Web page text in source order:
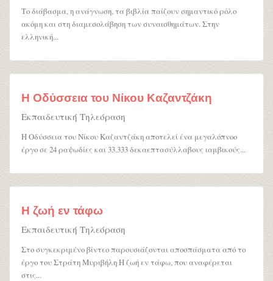
Το διάβασμα, η ανάγνωση, τα βιβλία παίζουν σημαντικό ρόλο
ακόμη και στη διαμεσολάβηση των συναισθημάτων. Στην
ελληνική...
Η Οδύσσεια του Νίκου Καζαντζάκη
Εκπαιδευτική Τηλεόραση
Η Οδύσσεια του Νίκου Καζαντζάκη αποτελεί ένα μεγαλόπνοο
έργο σε 24 ραψωδίες και 33.333 δεκαεπτασύλλαβους ιαμβικούς...
Η ζωή εν τάφω
Εκπαιδευτική Τηλεόραση
Στο συγκεκριμένο βίντεο παρουσιάζονται αποσπάσματα από το
έργο του Στράτη Μυριβήλη Η ζωή εν τάφω, που αναφέρεται
στις...